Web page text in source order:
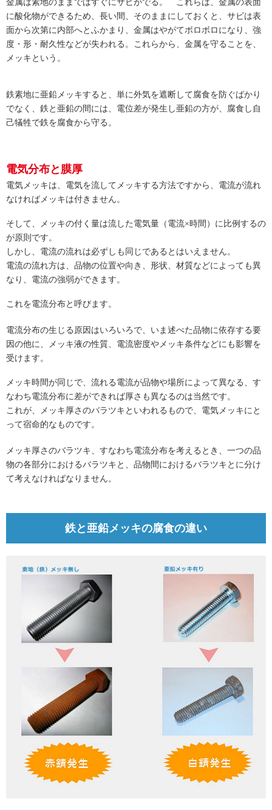
金属は素地のままではすぐにサビがでる。 これらは、金属の表面
に酸化物ができるため、長い間、そのままにしておくと、サビは表
面から次第に内部へとふかまり、金属はやがてボロボロになり、強
度・形・耐久性などが失われる。これらから、金属を守ることを、
メッキという。
鉄素地に亜鉛メッキすると、単に外気を遮断して腐食を防ぐばかり
でなく、鉄と亜鉛の間には、電位差が発生し亜鉛の方が、腐食し自
己犠牲で鉄を腐食から守る。
電気分布と膜厚
電気メッキは、電気を流してメッキする方法ですから、電流が流れ
なければメッキは付きません。
そして、メッキの付く量は流した電気量（電流×時間）に比例するの
が原則です。
しかし、電流の流れは必ずしも同じであるとはいえません。
電流の流れ方は、品物の位置や向き、形状、材質などによっても異
なり、電流の強弱ができます。
これを電流分布と呼びます。
電流分布の生じる原因はいろいろで、いま述べた品物に依存する要
因の他に、メッキ液の性質、電流密度やメッキ条件などにも影響を
受けます。
メッキ時間が同じで、流れる電流が品物や場所によって異なる、す
なわち電流分布に差ができれば厚さも異なるのは当然です。
これが、メッキ厚さのバラツキといわれるもので、電気メッキにと
って宿命的なものです。
メッキ厚さのバラツキ、すなわち電流分布を考えるとき、一つの品
物の各部分におけるバラツキと、品物間におけるバラツキとに分け
て考えなければなりません。
鉄と亜鉛メッキの腐食の違い